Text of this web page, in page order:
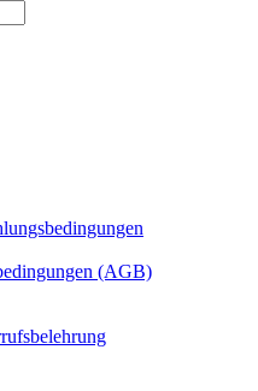
(AGB)